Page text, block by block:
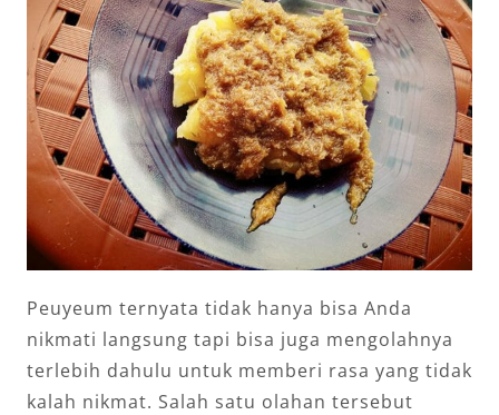
Peuyeum ternyata tidak hanya bisa Anda
nikmati langsung tapi bisa juga mengolahnya
terlebih dahulu untuk memberi rasa yang tidak
kalah nikmat. Salah satu olahan tersebut